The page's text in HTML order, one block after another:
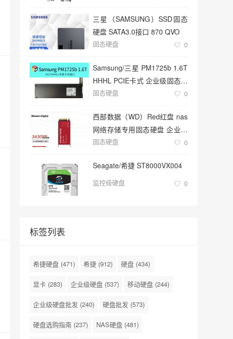
三星（SAMSUNG）SSD固态
硬盘 SATA3.0接口 870 QVO
固态硬盘 0
Samsung/三星 PM1725b 1.6T
HHHL PCIE卡式 企业级固态硬
盘
固态硬盘 0
西部数据（WD）Red红盘 nas
网络存储专用固态硬盘 企业级
服务器
固态硬盘 0
Seagate/希捷 ST8000VX004
监控级硬盘 0
标签列表
希捷硬盘 (471) 希捷 (912) 硬盘 (434)
显卡 (283) 企业级硬盘 (537) 移动硬盘 (244)
企业级硬盘批发 (240) 硬盘批发 (573)
硬盘选购指南 (237) NAS硬盘 (481)